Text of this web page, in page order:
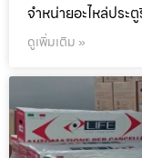
จำหน่ายอะไหล่ปร
ดูเพิ่มเติม »